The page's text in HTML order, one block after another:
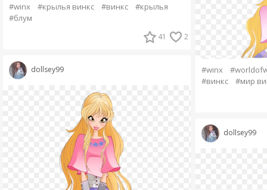
#winx #крылья винкс #винкс
#крылья
#блум
41 2
dollsey99 #winx
#винкс
#мир
dollsey99